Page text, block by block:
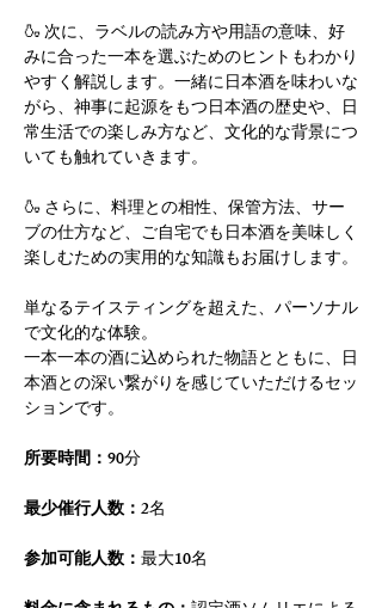
🍶 次に、ラベルの読み方や用語の意味、好
みに合った一本を選ぶためのヒントもわかり
やすく解説します。一緒に日本酒を味わいな
がら、神事に起源をもつ日本酒の歴史や、日
常生活での楽しみ方など、文化的な背景につ
いても触れていきます。
🍶 さらに、料理との相性、保管方法、サー
ブの仕方など、ご自宅でも日本酒を美味しく
楽しむための実用的な知識もお届けします。
単なるテイスティングを超えた、パーソナル
で文化的な体験。
一本一本の酒に込められた物語とともに、日
本酒との深い繋がりを感じていただけるセッ
ションです。
所要時間： 90分
最少催行人数： 2名
参加可能人数： 最大10名